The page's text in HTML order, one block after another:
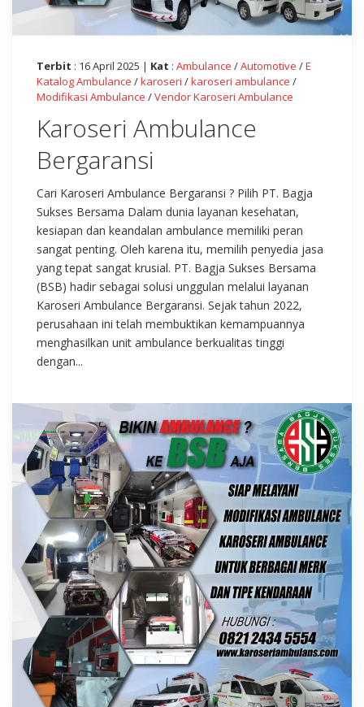
Terbit : 16 April 2025 | Kat : Ambulance /Automotive /E
Katalog Ambulance /karoseri /karoseri ambulance /
Modifikasi Ambulance /Vendor Karoseri Ambulance
Karoseri Ambulance
Bergaransi
Cari Karoseri Ambulance Bergaransi ? Pilih PT. Bagja
Sukses Bersama Dalam dunia layanan kesehatan,
kesiapan dan keandalan ambulance memiliki peran
sangat penting. Oleh karena itu, memilih penyedia jasa
yang tepat sangat krusial. PT. Bagja Sukses Bersama
(BSB) hadir sebagai solusi unggulan melalui layanan
Karoseri Ambulance Bergaransi. Sejak tahun 2022,
perusahaan ini telah membuktikan kemampuannya
menghasilkan unit ambulance berkualitas tinggi
dengan...